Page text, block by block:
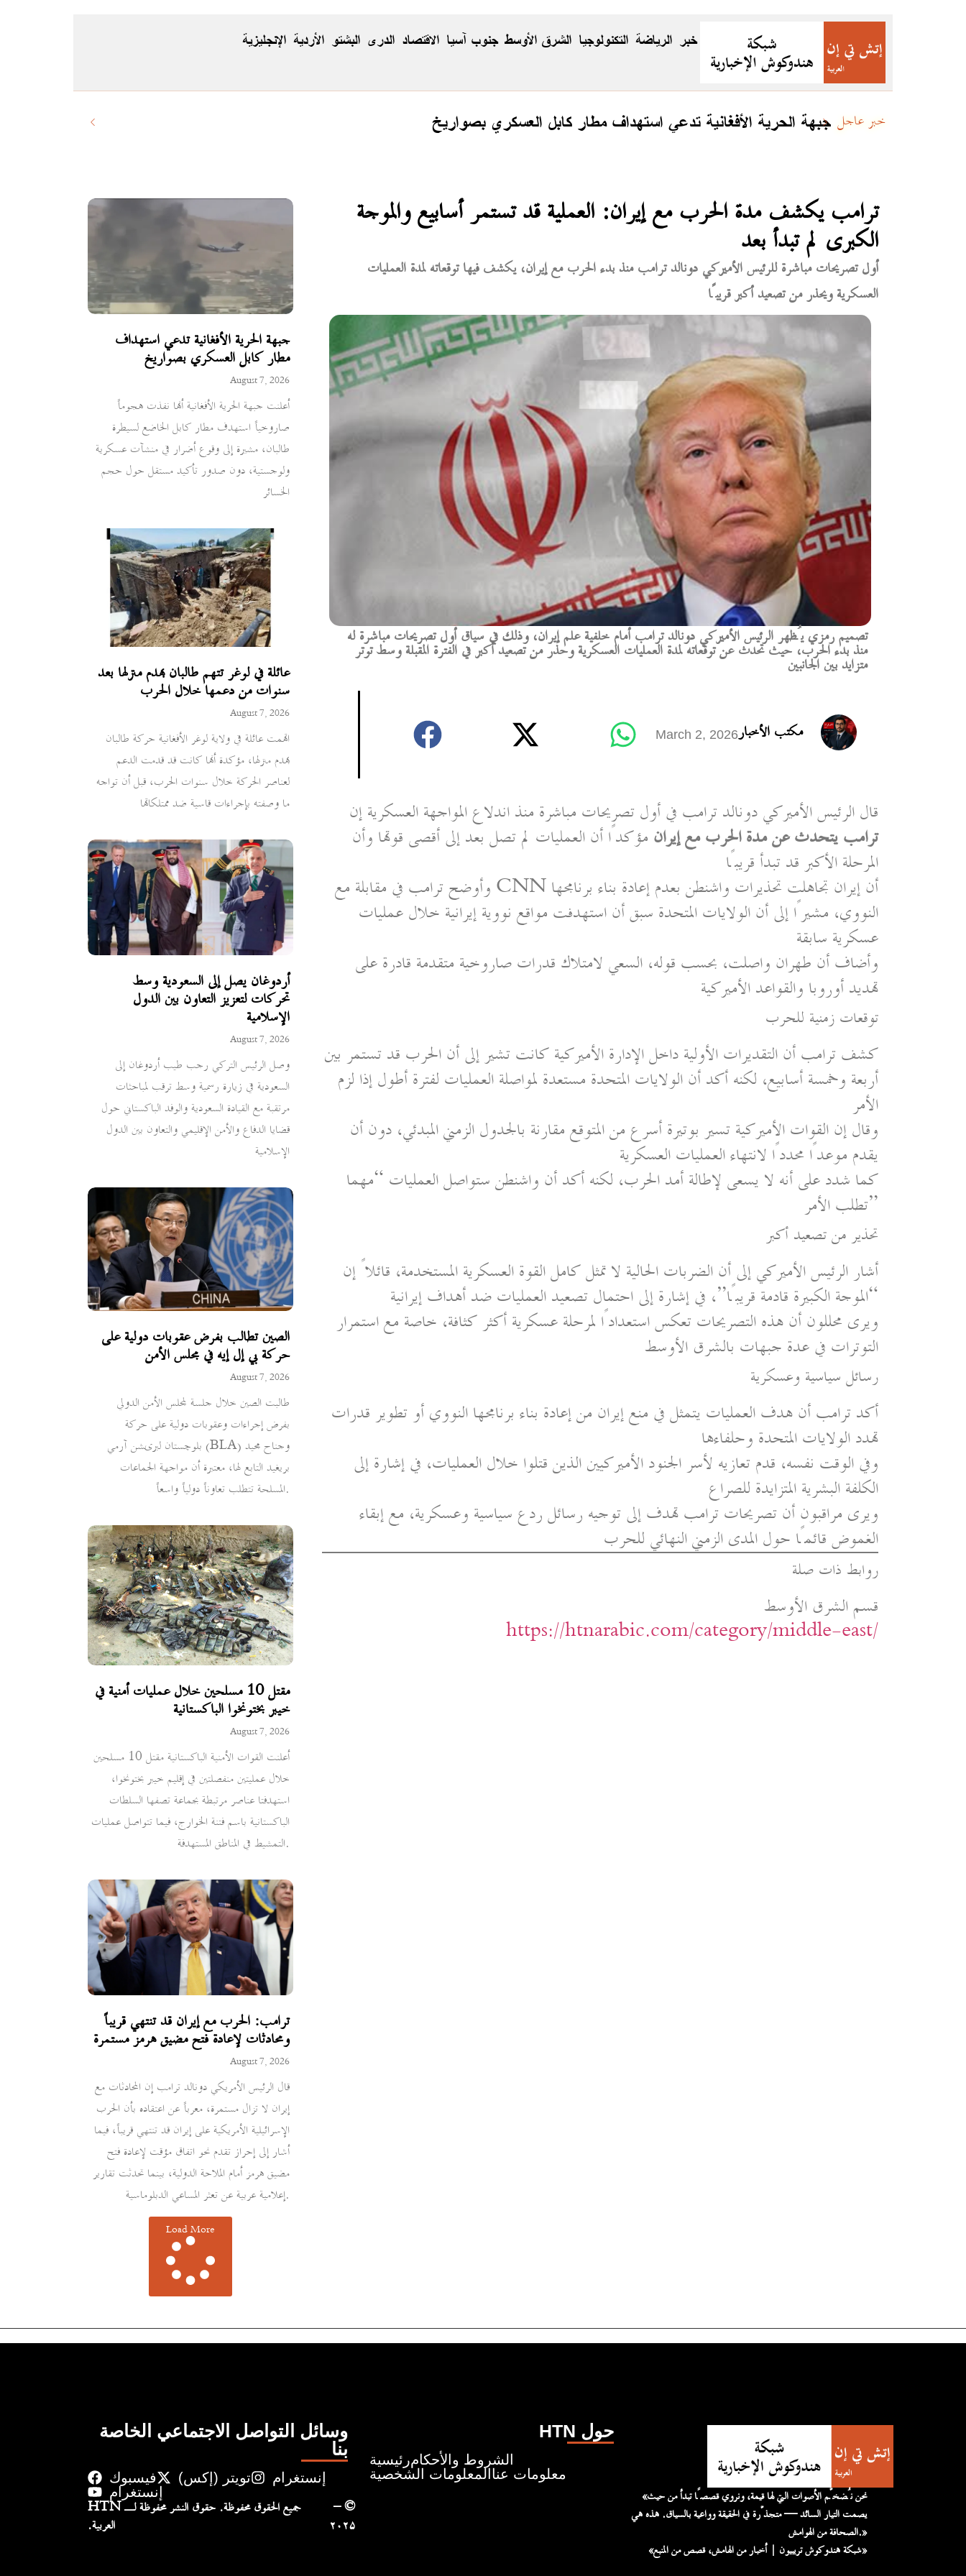
الاقتصاد جنوب آسيا الشرق الأوسط التكنولوجيا الرياضة خبر الإنجليزية الأردية البشتو الدری
جبهة الحرية الأفغانية تدعي استهداف مطار كابل العسكري بصواريخ خبر عاجل
جبهة الحرية الأفغانية تدعي استهداف
مطار كابل العسكري بصواريخ
August 7, 2026
أعلنت جبهة الحرية الأفغانية أنها نفذت هجوماً
صاروخياً استهدف مطار كابل الخاضع لسيطرة
طالبان، مشيرة إلى وقوع أضرار في منشآت عسكرية
ولوجستية، دون صدور تأكيد مستقل حول حجم
الخسائر
عائلة في لوغر تتهم طالبان بهدم منزلها بعد
سنوات من دعمها خلال الحرب
August 7, 2026
اتهمت عائلة في ولاية لوغر الأفغانية حركة طالبان
بهدم منزلها، مؤكدة أنها كانت قد قدمت الدعم
لعناصر الحركة خلال سنوات الحرب، قبل أن تواجه
ما وصفته بإجراءات قاسية ضد ممتلكاتها
أردوغان يصل إلى السعودية وسط
تحركات لتعزيز التعاون بين الدول
الإسلامية
August 7, 2026
وصل الرئيس التركي رجب طيب أردوغان إلى
السعودية في زيارة رسمية وسط ترقب لمباحثات
مرتقبة مع القيادة السعودية والوفد الباكستاني حول
قضايا الدفاع والأمن الإقليمي والتعاون بين الدول
الإسلامية
الصين تطالب بفرض عقوبات دولية على
حركة بي إل إيه في مجلس الأمن
August 7, 2026
طالبت الصين خلال جلسة لمجلس الأمن الدولي
بفرض إجراءات وعقوبات دولية على حركة
بلوچستان لبریشن آرمي (BLA) وجناح مجيد
بريغيد التابع لها، معتبرة أن مواجهة الجماعات
المسلحة تتطلب تعاوناً دولياً واسعاً.
مقتل 10 مسلحين خلال عمليات أمنية في
خيبر بختونخوا الباكستانية
August 7, 2026
أعلنت القوات الأمنية الباكستانية مقتل 10 مسلحين
خلال عمليتين منفصلتين في إقليم خيبر بختونخوا،
استهدفتا عناصر مرتبطة بجماعة تصفها السلطات
الباكستانية باسم فتنة الخوارج، فيما تتواصل عمليات
التمشيط في المناطق المستهدفة.
ترامب: الحرب مع إيران قد تنتهي قريباً
ومحادثات لإعادة فتح مضيق هرمز مستمرة
August 7, 2026
قال الرئيس الأمريكي دونالد ترامب إن المحادثات مع
إيران لا تزال مستمرة، معرباً عن اعتقاده بأن الحرب
الإسرائيلية الأمريكية على إيران قد تنتهي قريباً، فيما
أشار إلى إحراز تقدم نحو اتفاق مؤقت لإعادة فتح
مضيق هرمز أمام الملاحة الدولية، بينما تحدثت تقارير
إعلامية عربية عن تعثر المساعي الدبلوماسية.
Load More
ترامب يكشف مدة الحرب مع إيران: العملية قد تستمر أسابيع والموجة
الكبرى لم تبدأ بعد
أول تصريحات مباشرة للرئيس الأميركي دونالد ترامب منذ بدء الحرب مع إيران، يكشف فيها توقعاته لمدة العمليات
العسكرية ويحذر من تصعيد أكبر قريبًا
تصميم رمزي يُظهر الرئيس الأميركي دونالد ترامب أمام خلفية علم إيران، وذلك في سياق أول تصريحات مباشرة له
منذ بدء الحرب، حيث تحدث عن توقعاته لمدة العمليات العسكرية وحذر من تصعيد أكبر في الفترة المقبلة وسط توتر
متزايد بين الجانبين
مكتب الأخبارMarch 2, 2026
قال الرئيس الأميركي دونالد ترامب في أول تصريحات مباشرة منذ اندلاع المواجهة العسكرية إن
ترامب يتحدث عن مدة الحرب مع إيران مؤكدًا أن العمليات لم تصل بعد إلى أقصى قوتها وأن
المرحلة الأكبر قد تبدأ قريبًا
وأوضح ترامب في مقابلة مع CNN أن إيران تجاهلت تحذيرات واشنطن بعدم إعادة بناء برنامجها
النووي، مشيرًا إلى أن الولايات المتحدة سبق أن استهدفت مواقع نووية إيرانية خلال عمليات
عسكرية سابقة
وأضاف أن طهران واصلت، بحسب قوله، السعي لامتلاك قدرات صاروخية متقدمة قادرة على
تهديد أوروبا والقواعد الأميركية
توقعات زمنية للحرب
كشف ترامب أن التقديرات الأولية داخل الإدارة الأميركية كانت تشير إلى أن الحرب قد تستمر بين
أربعة وخمسة أسابيع، لكنه أكد أن الولايات المتحدة مستعدة لمواصلة العمليات لفترة أطول إذا لزم
الأمر
وقال إن القوات الأميركية تسير بوتيرة أسرع من المتوقع مقارنة بالجدول الزمني المبدئي، دون أن
يقدم موعدًا محددًا لانتهاء العمليات العسكرية
كما شدد على أنه لا يسعى لإطالة أمد الحرب، لكنه أكد أن واشنطن ستواصل العمليات “مهما
تطلب الأمر”
تحذير من تصعيد أكبر
أشار الرئيس الأميركي إلى أن الضربات الحالية لا تمثل كامل القوة العسكرية المستخدمة، قائلاً إن
“الموجة الكبيرة قادمة قريبًا”، في إشارة إلى احتمال تصعيد العمليات ضد أهداف إيرانية
ويرى محللون أن هذه التصريحات تعكس استعدادًا لمرحلة عسكرية أكثر كثافة، خاصة مع استمرار
التوترات في عدة جبهات بالشرق الأوسط
رسائل سياسية وعسكرية
أكد ترامب أن هدف العمليات يتمثل في منع إيران من إعادة بناء برنامجها النووي أو تطوير قدرات
تهدد الولايات المتحدة وحلفاءها
وفي الوقت نفسه، قدم تعازيه لأسر الجنود الأميركيين الذين قتلوا خلال العمليات، في إشارة إلى
الكلفة البشرية المتزايدة للصراع
ويرى مراقبون أن تصريحات ترامب تهدف إلى توجيه رسائل ردع سياسية وعسكرية، مع إبقاء
الغموض قائمًا حول المدى الزمني النهائي للحرب
روابط ذات صلة
قسم الشرق الأوسط
https://htnarabic.com/category/middle-east/
وسائل التواصل الاجتماعي الخاصة
بنا
فيسبوك تويتر (إكس)
إنستغرام
إنستغرام
– ©
۲۰۲۵
جميع الحقوق محفوظة. حقوق النشر محفوظة لـ HTN
العربية.
HTN حول
رئيسيةالشروط والأحكام
المعلومات الشخصية معلومات عنا
«نحن نُضخّم الأصوات التي لها قيمة، ونروي قصصًا تبدأ من حيث
يصمت التيار السائد — متجذّرة في الحقيقة وواعية بالسياق. هذه هي
الصحافة من الهوامش.»
«شبكة هندوكوش تريبيون | أخبار من الهامش، قصص من المنبع»